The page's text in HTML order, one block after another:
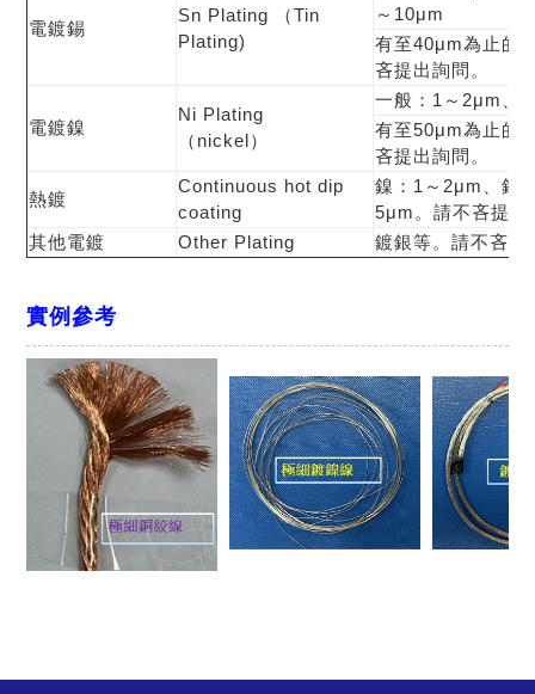
電鍍錫
Sn Plating （Tin
Plating)
～10μm
有至40μm為止的
吝提出詢問。
電鍍鎳
Ni Plating
（nickel）
一般：1～2μm、
有至50μm為止的
吝提出詢問。
熱鍍
Continuous hot dip
coating
鎳：1～2μm、錫
5μm。請不吝提出
其他電鍍
Other Plating 鍍銀等。請不吝提
實例參考